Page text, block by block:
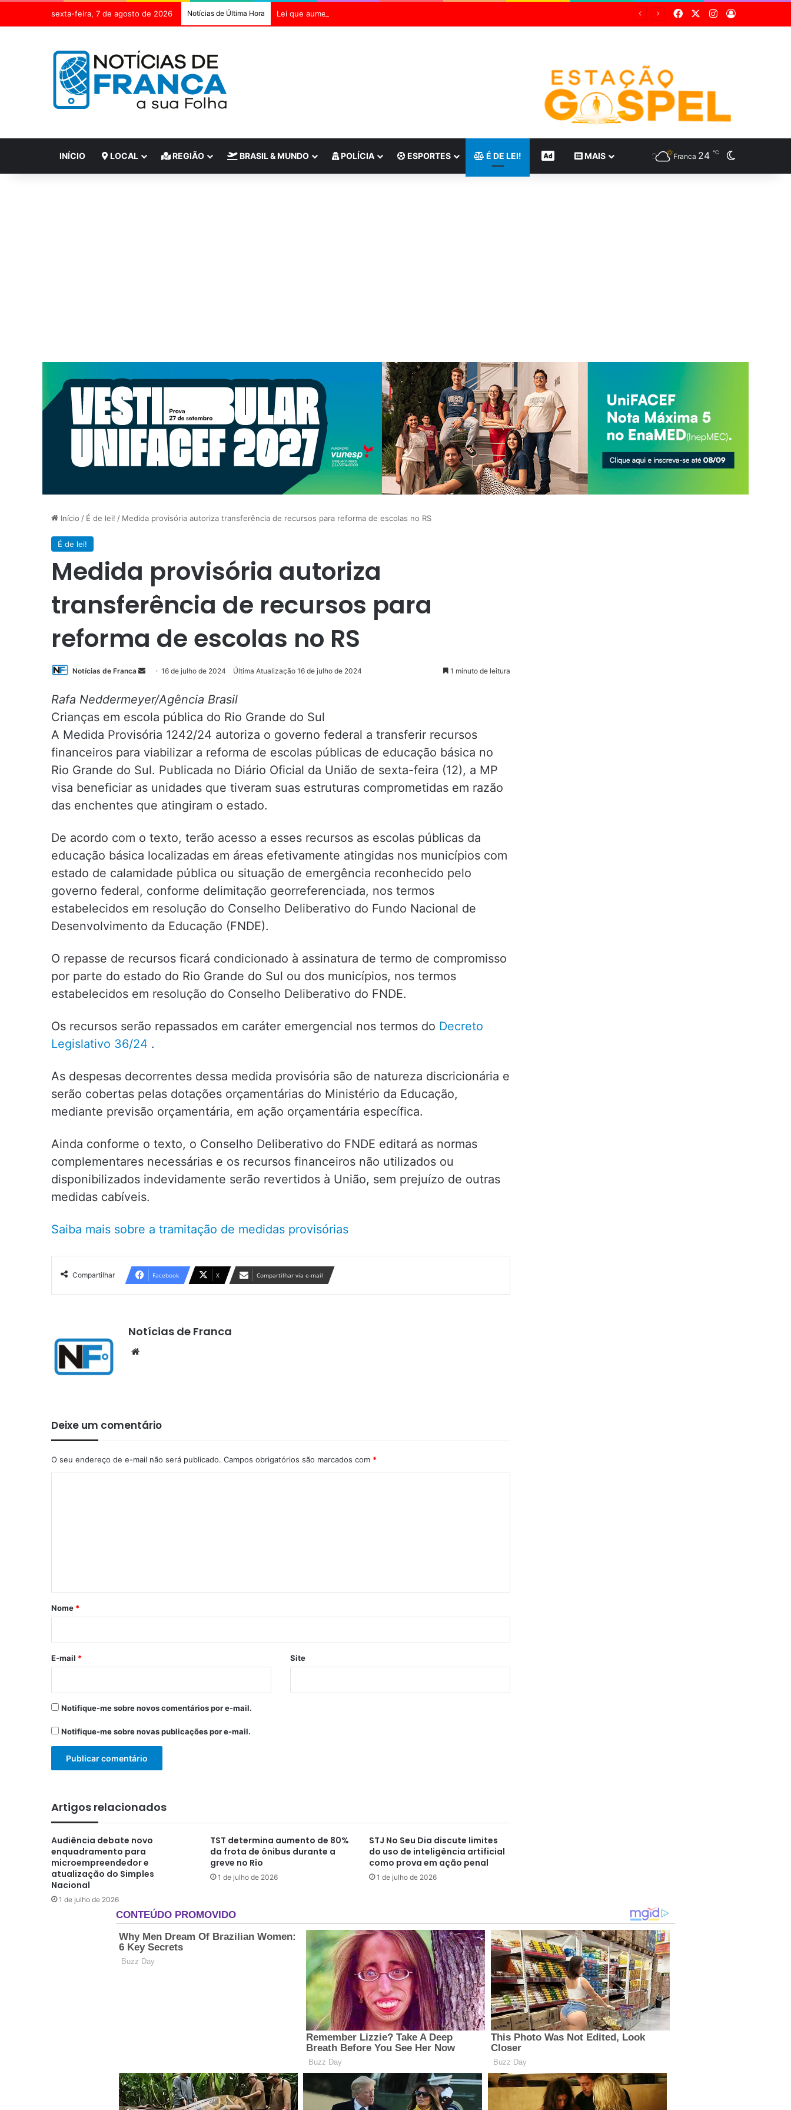
sexta-feira, 7 de agosto de 2026 Notícias de Última Hora Lei que aumenta punição a crimes digitais contra crianças é sancionada FacebookInstagram
Entrar
INÍCIO LOCAL REGIÃO BRASIL & MUNDO POLÍCIA ESPORTES É DE LEI! CONTEÚDO DE MARCA
MAIS Franca 24 ℃
Início / É de lei! / Medida provisória autoriza transferência de recursos para reforma de escolas no RS
É de lei!
Medida provisória autoriza
transferência de recursos para
reforma de escolas no RS
Notícias de Franca
Mande
e-
mail
16 de julho de 2024 Última Atualização 16 de julho de 2024 1 minuto de leitura
Rafa Neddermeyer/Agência Brasil
Crianças em escola pública do Rio Grande do Sul
A Medida Provisória 1242/24 autoriza o governo federal a transferir recursos
financeiros para viabilizar a reforma de escolas públicas de educação básica no
Rio Grande do Sul. Publicada no Diário Oficial da União de sexta-feira (12), a MP
visa beneficiar as unidades que tiveram suas estruturas comprometidas em razão
das enchentes que atingiram o estado.
De acordo com o texto, terão acesso a esses recursos as escolas públicas da
educação básica localizadas em áreas efetivamente atingidas nos municípios com
estado de calamidade pública ou situação de emergência reconhecido pelo
governo federal, conforme delimitação georreferenciada, nos termos
estabelecidos em resolução do Conselho Deliberativo do Fundo Nacional de
Desenvolvimento da Educação (FNDE).
O repasse de recursos ficará condicionado à assinatura de termo de compromisso
por parte do estado do Rio Grande do Sul ou dos municípios, nos termos
estabelecidos em resolução do Conselho Deliberativo do FNDE.
Os recursos serão repassados em caráter emergencial nos termos do Decreto
Legislativo 36/24 .
As despesas decorrentes dessa medida provisória são de natureza discricionária e
serão cobertas pelas dotações orçamentárias do Ministério da Educação,
mediante previsão orçamentária, em ação orçamentária específica.
Ainda conforme o texto, o Conselho Deliberativo do FNDE editará as normas
complementares necessárias e os recursos financeiros não utilizados ou
disponibilizados indevidamente serão revertidos à União, sem prejuízo de outras
medidas cabíveis.
Saiba mais sobre a tramitação de medidas provisórias
Compartilhar Facebook X Compartilhar via e-mail
Notícias de Franca
Deixe um comentário
O seu endereço de e-mail não será publicado. Campos obrigatórios são marcados com *
r
*
Nome *
E-mail * Site
Notifique-me sobre novos comentários por e-mail.
Notifique-me sobre novas publicações por e-mail.
Artigos relacionados
Audiência debate novo
enquadramento para
microempreendedor e
atualização do Simples
Nacional
1 de julho de 2026
TST determina aumento de 80%
da frota de ônibus durante a
greve no Rio
1 de julho de 2026
STJ No Seu Dia discute limites
do uso de inteligência artificial
como prova em ação penal
1 de julho de 2026